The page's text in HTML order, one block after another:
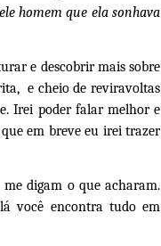
homem que ela sonhava
e descobrir mais sobre
e cheio de reviravoltas
Irei poder falar melhor e
em breve eu irei trazer
digam o que acharam.
você encontra tudo em